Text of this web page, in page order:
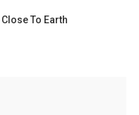
To Earth